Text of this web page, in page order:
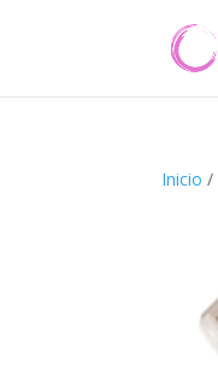
Inicio /